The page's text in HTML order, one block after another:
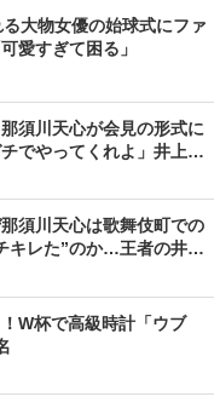
大物女優の始球式にファ
愛すぎて困る」
須川天心が会見の形式に
でやってくれよ」井上拓
須川天心は歌舞伎町での
キレた”のか…王者の井上
てはいいこと。楽しめ
ものは？
W杯で高級時計「ウブ